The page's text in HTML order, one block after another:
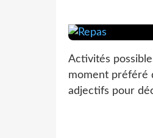
Activités
moment préféré
adjectifs pour